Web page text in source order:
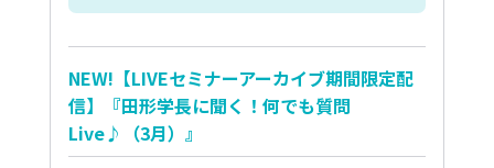
NEW!【LIVEセミナーアーカイブ期間限定配
信】『田形学長に聞く！何でも質問
Live♪（3月）』